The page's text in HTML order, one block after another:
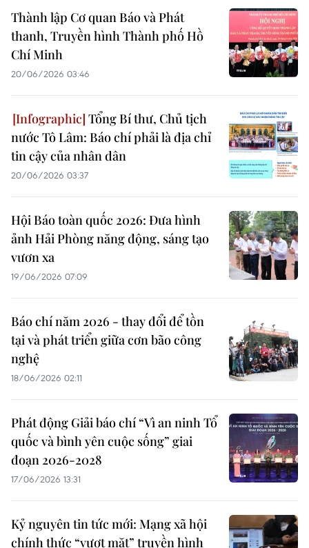
Thành lập Cơ quan Báo và Phát
thanh, Truyền hình Thành phố Hồ
Chí Minh
20/06/2026 03:46
Tổng Bí thư, Chủ tịch
nước Tô Lâm: Báo chí phải là địa chỉ
tin cậy của nhân dân
20/06/2026 03:37
Hội Báo toàn quốc 2026: Đưa hình
ảnh Hải Phòng năng động, sáng tạo
vươn xa
19/06/2026 07:09
Báo chí năm 2026 - thay đổi để tồn
tại và phát triển giữa cơn bão công
nghệ
18/06/2026 02:11
Phát động Giải báo chí “Vì an ninh Tổ
quốc và bình yên cuộc sống” giai
đoạn 2026-2028
17/06/2026 13:31
Kỷ nguyên tin tức mới: Mạng xã hội
chính thức “vượt mặt” truyền hình